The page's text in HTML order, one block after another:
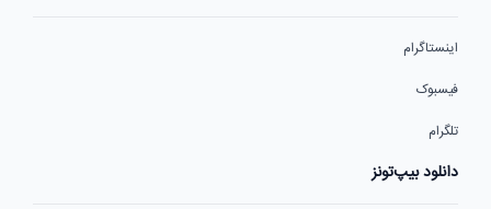
اینستاگرام
فیسبوک
تلگرام
دانلود بیپ‌تونز